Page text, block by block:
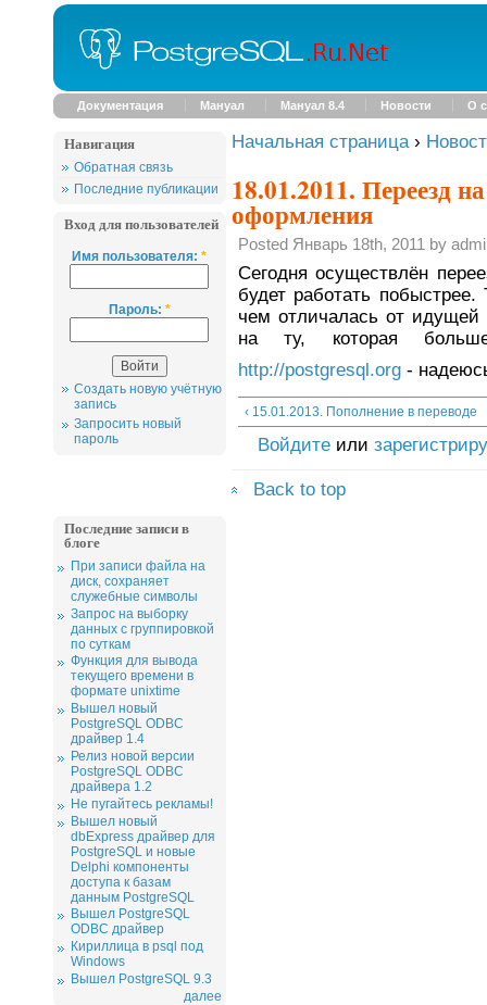
Документация Мануал Мануал 8.4 Новости О
Навигация
Обратная связь
Последние публикации
Вход для пользователей
Имя пользователя:*
Пароль: *
Создать новую учётную
запись
Запросить новый
пароль
Начальная страница›
18.01.2011. Переезд
оформления
Posted Январь 18th, 2011 by
Сегодня осуществлён
будет работать
чем отличалась от
на ту, которая
http://postgresql.org-
‹ 15.01.2013. Пополнение в переводе
Войдитеили
Back to top
Последние записи в
блоге
При записи файла на
диск, сохраняет
служебные символы
Запрос на выборку
данных с группировкой
по суткам
Функция для вывода
текущего времени в
формате unixtime
Вышел новый
PostgreSQL ODBC
драйвер 1.4
Релиз новой версии
PostgreSQL ODBC
драйвера 1.2
Не пугайтесь рекламы!
Вышел новый
dbExpress драйвер для
PostgreSQL и новые
Delphi компоненты
доступа к базам
данным PostgreSQL
Вышел PostgreSQL
ODBC драйвер
Кириллица в psql под
Windows
Вышел PostgreSQL 9.3
далее